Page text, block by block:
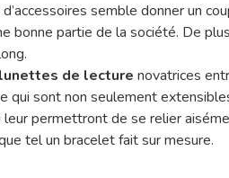
semble donner un
bonne partie de la société. De
lunettes de lecture novatrices
qui sont non seulement
permettront de se relier
tel un bracelet fait sur mesure.